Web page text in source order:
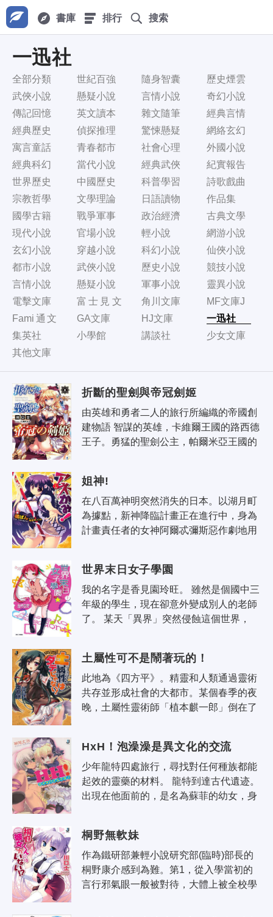
書庫 排行 搜索
一迅社
全部分類 世紀百強 隨身智囊
歷史煙雲
武俠小說
懸疑小說 言情小說
奇幻小說
傳記回憶
英文讀本 雜文隨筆
經典言情
經典歷史
偵探推理 驚悚懸疑
網絡玄幻
寓言童話
青春都市 社會心理
外國小說
經典科幻
當代小說 經典武俠
紀實報告
世界歷史
中國歷史 科普學習
詩歌戲曲
宗教哲學
文學理論 日語讀物
作品集
國學古籍
戰爭軍事 政治經濟
古典文學
現代小說
官場小說 輕小說
網游小說
玄幻小說
穿越小說 科幻小說
仙俠小說
都市小說
武俠小說 歷史小說
競技小說
言情小說
懸疑小說 軍事小說
靈異小說
電擊文庫
富士見文
庫
角川文庫
MF文庫J
Fami通文
庫
GA文庫 HJ文庫
一迅社
集英社
小學館 講談社
少女文庫
其他文庫
折斷的聖劍與帝冠劍姬
由英雄和勇者二人的旅行所編織的帝國創
建物語 智謀的英雄，卡維爾王國的路西德
王子。勇猛的聖劍公主，帕爾米亞王國的
姐神!
在八百萬神明突然消失的日本。以湖月町
為據點，新神降臨計畫正在進行中，身為
計畫責任者的女神阿爾忒彌斯惡作劇地用
世界末日女子學園
我的名字是香見園玲旺。 雖然是個國中三
年級的學生，現在卻意外變成別人的老師
了。 某天「異界」突然侵蝕這個世界，
土屬性可不是鬧著玩的！
此地為《四方平》。精靈和人類通過靈術
共存並形成社會的大都市。某個春季的夜
晚，土屬性靈術師「植本麒一郎」倒在了
HxH！泡澡澡是異文化的交流
少年龍特四處旅行，尋找對任何種族都能
起效的靈藥的材料。 龍特到達古代遺迹。
出現在他面前的，是名為蘇菲的幼女，身
桐野無軟妹
作為鐵研部兼輕小說研究部(臨時)部長的
桐野康介感到為難。第1，從入學當初的
言行邪氣眼一般被對待，大體上被全校學